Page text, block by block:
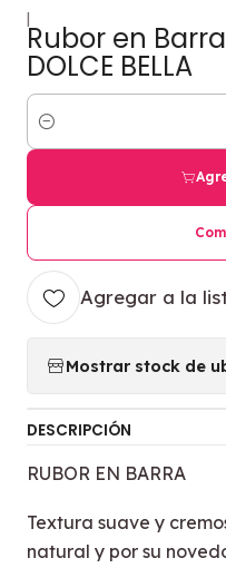
|
Rubor en
DOLCE BELLA
Cantidad
Agregar a la
Mostrar stock de
DESCRIPCIÓN
RUBOR EN BARRA
Textura suave y
natural y por su